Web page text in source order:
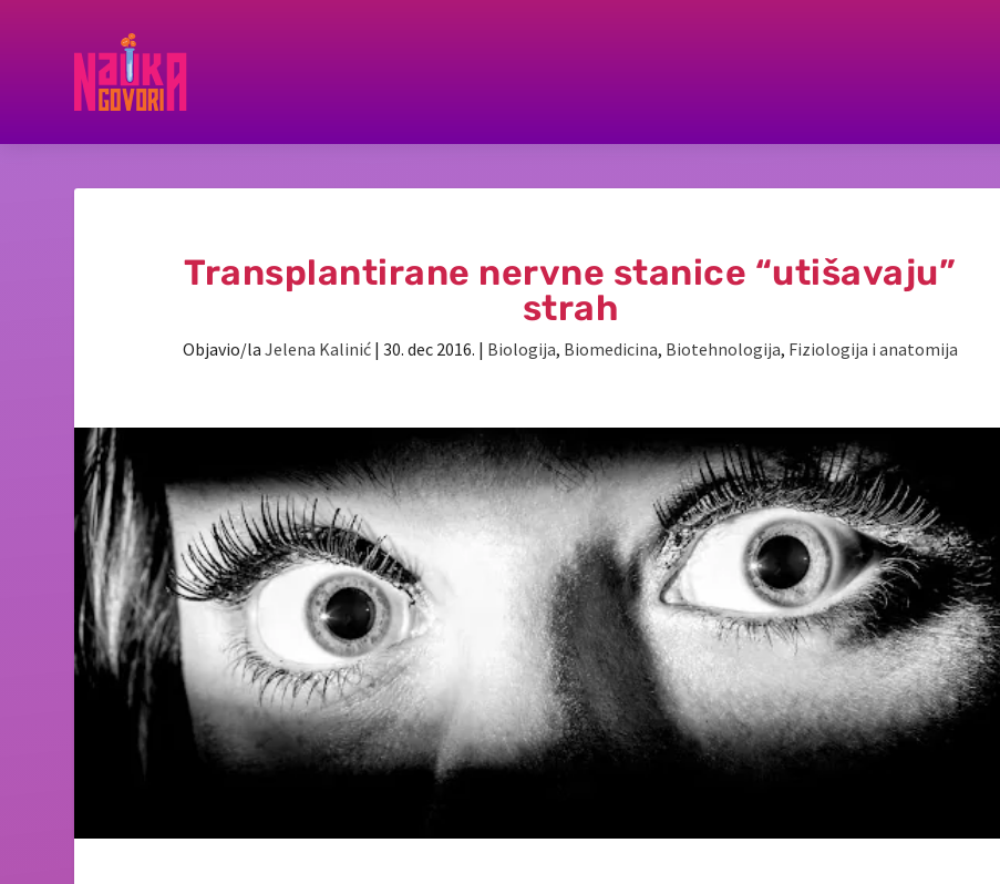
Transplantirane nervne stanice “utišavaju”
strah
Objavio/la Jelena Kalinić| 30. dec 2016. | Biologija, Biomedicina, Biotehnologija, Fiziologija i anatomija